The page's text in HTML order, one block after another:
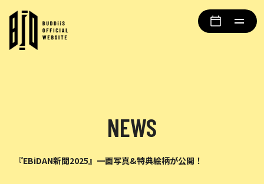
NEWS
『EBiDAN新聞2025』一面写真&特典絵柄が公開！